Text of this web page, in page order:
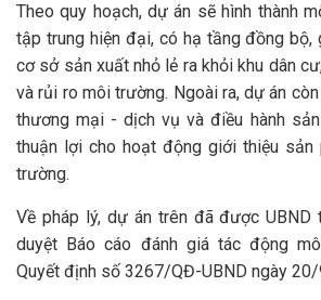
Theo quy hoạch, dự án sẽ hình thành
tập trung hiện đại, có hạ tầng đồng bộ,
cơ sở sản xuất nhỏ lẻ ra khỏi khu dân
và rủi ro môi trường. Ngoài ra, dự án
thương mại - dịch vụ và điều hành
thuận lợi cho hoạt động giới thiệu sản
trường.
Về pháp lý, dự án trên đã được UBND
duyệt Báo cáo đánh giá tác động
Quyết định số 3267/QĐ-UBND ngày